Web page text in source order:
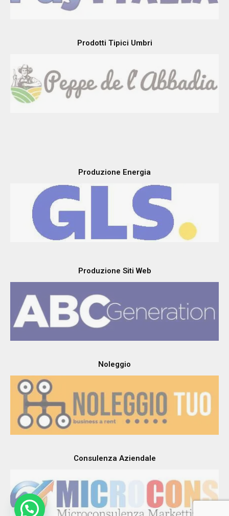
Prodotti Tipici Umbri
Produzione Energia
Produzione Siti Web
Noleggio
Consulenza Aziendale
Siamo qui per servirti. Usa Whatsapp...